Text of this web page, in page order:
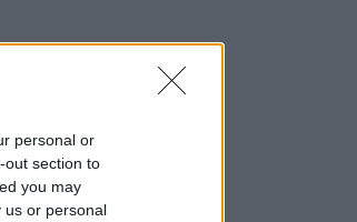
personal or
out section to
you may
us or personal